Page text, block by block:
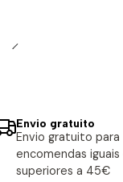
Envio gratuito
Envio gratuito para
encomendas iguais
superiores a 45€